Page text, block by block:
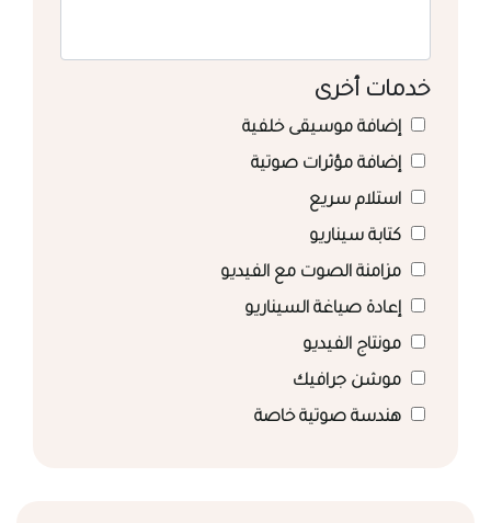
خدمات أخرى
إضافة موسيقى خلفية
إضافة مؤثرات صوتية
استلام سريع
كتابة سيناريو
مزامنة الصوت مع الفيديو
إعادة صياغة السيناريو
مونتاج الفيديو
موشن جرافيك
هندسة صوتية خاصة